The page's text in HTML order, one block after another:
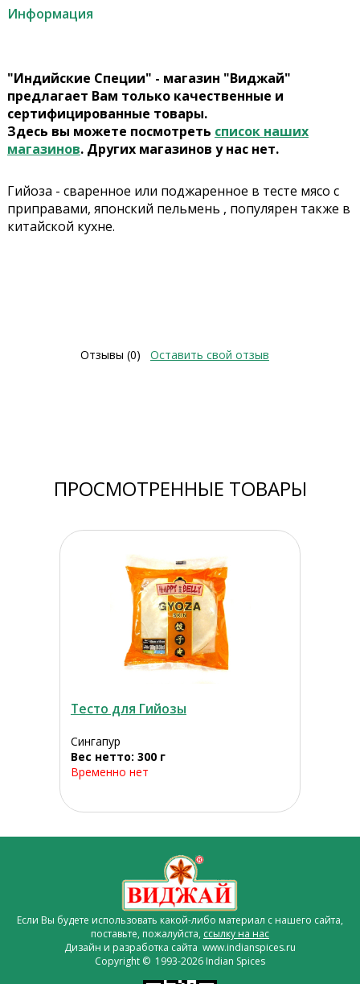
Информация
"Индийские Специи" - магазин "Виджай"
предлагает Вам только качественные и
сертифицированные товары.
Здесь вы можете посмотреть список наших
магазинов. Других магазинов у нас нет.
Гийоза - сваренное или поджаренное в тесте мясо с
приправами, японский пельмень , популярен также в
китайской кухне.
Отзывы (0) Оставить свой отзыв
ПРОСМОТРЕННЫЕ ТОВАРЫ
Тесто для Гийозы
Сингапур
Вес нетто: 300 г
Временно нет
Если Вы будете использовать какой-либо материал с нашего сайта,
поставьте, пожалуйста, ссылку на нас
Дизайн и разработка сайта www.indianspices.ru
Copyright © 1993-2026 Indian Spices